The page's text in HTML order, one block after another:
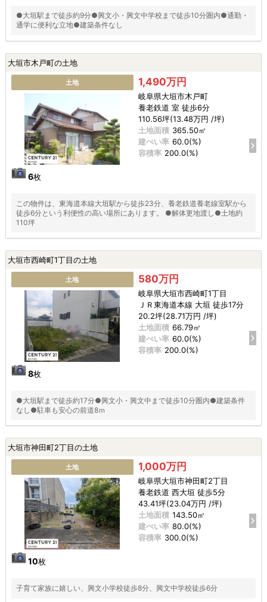
●大垣駅まで徒歩約9分●興文小・興文中学校まで徒歩10分圏内●通勤・
通学に便利な立地●建築条件なし
大垣市木戸町の土地
土地
6枚
1,490万円
岐阜県大垣市木戸町
養老鉄道 室 徒歩6分
110.56坪(13.48万円 /坪)
土地面積 365.50㎡
建ぺい率 60.0(%)
容積率 200.0(%)
この物件は、東海道本線大垣駅から徒歩23分、養老鉄道養老線室駅から
徒歩6分という利便性の高い場所にあります。 ●解体更地渡し●土地約
110坪
大垣市西崎町1丁目の土地
土地
8枚
580万円
岐阜県大垣市西崎町1丁目
ＪＲ東海道本線 大垣 徒歩17分
20.2坪(28.71万円 /坪)
土地面積 66.79㎡
建ぺい率 60.0(%)
容積率 200.0(%)
●大垣駅まで徒歩約17分●興文小・興文中まで徒歩10分圏内●建築条件
なし●駐車も安心の前道8ｍ
大垣市神田町2丁目の土地
土地
10枚
1,000万円
岐阜県大垣市神田町2丁目
養老鉄道 西大垣 徒歩5分
43.41坪(23.04万円 /坪)
土地面積 143.50㎡
建ぺい率 80.0(%)
容積率 300.0(%)
子育て家族に嬉しい、興文小学校徒歩8分、興文中学校徒歩6分